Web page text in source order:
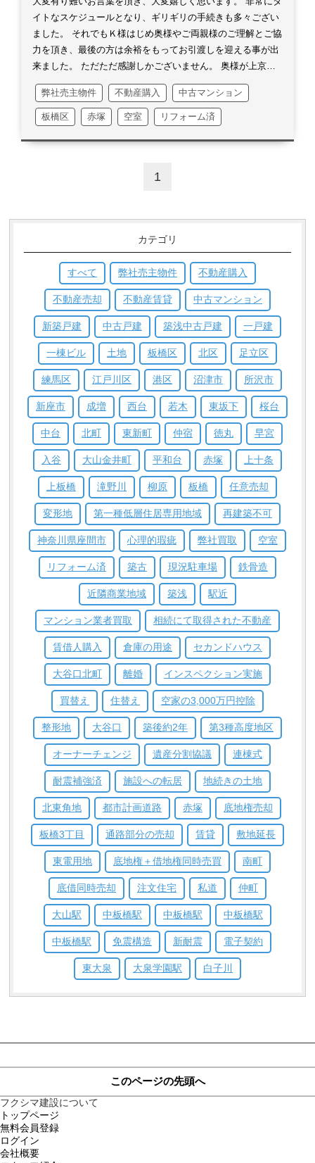
イトなスケジュールとなり、ギリギリの手続きも多々ござい
ました。 それでもＫ様はじめ奥様やご両親様のご理解とご協
力を頂き、最後の方は余裕をもってお引渡しを迎える事が出
来ました。 ただただ感謝しかございません。 奥様が上京さ
れる春先からのお住まいとなると思いますが、改めてご挨拶
をさせて頂きたいと思います。 リフォームの事等何かござい
ましたら、お気軽にご連絡ください。この度は誠にありがと
弊社売主物件 不動産購入 中古マンション
板橋区 赤塚 空室 リフォーム済
1
カテゴリ
すべて 弊社売主物件 不動産購入
不動産売却 不動産賃貸 中古マンション
新築戸建 中古戸建 築浅中古戸建 一戸建
一棟ビル 土地 板橋区 北区 足立区
練馬区 江戸川区 港区 沼津市 所沢市
新座市 成増 西台 若木 東坂下 桜台
中台 北町 東新町 仲宿 徳丸 早宮
入谷 大山金井町 平和台 赤塚 上十条
上板橋 滝野川 柳原 板橋 任意売却
変形地 第一種低層住居専用地域 再建築不可
神奈川県座間市 心理的瑕疵 弊社買取 空室
リフォーム済 築古 現況駐車場 鉄骨造
近隣商業地域 築浅 駅近
マンション業者買取 相続にて取得された不動産
賃借人購入 倉庫の用途 セカンドハウス
大谷口北町 離婚 インスペクション実施
買替え 住替え 空家の3,000万円控除
整形地 大谷口 築後約2年 第3種高度地区
オーナーチェンジ 遺産分割協議 連棟式
耐震補強済 施設への転居 地続きの土地
北東角地 都市計画道路 赤塚 底地権売却
板橋3丁目 通路部分の売却 賃貸 敷地延長
東電用地 底地権＋借地権同時売買 南町
底借同時売却 注文住宅 私道 仲町
大山駅 中板橋駅 中板橋駅 中板橋駅
中板橋駅 免震構造 新耐震 電子契約
東大泉 大泉学園駅 白子川
このページの先頭へ
フクシマ建設について
トップページ
無料会員登録
ログイン
会社概要